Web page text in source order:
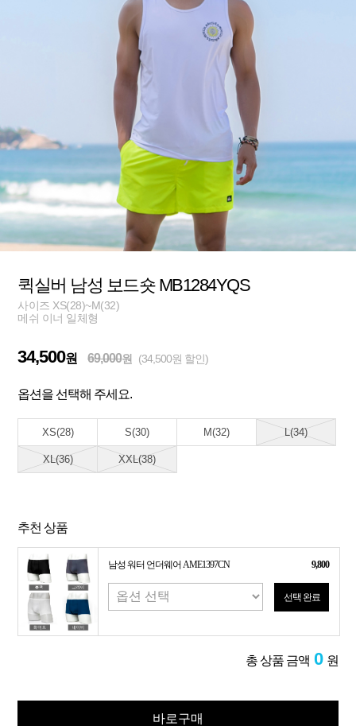
퀵실버 남성 보드숏 MB1284YQS
사이즈 XS(28)~M(32)
메쉬 이너 일체형
34,500원 69,000원 (34,500원 할인)
옵션을 선택해 주세요.
XS(28) S(30) M(32) L(34)
XL(36) XXL(38)
추천 상품
남성 워터 언더웨어 AME1397CN 9,800
선택 완료
총 상품 금액 0 원
바로구매